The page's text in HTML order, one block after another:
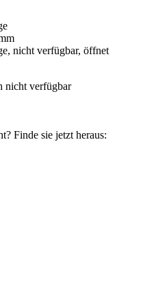
nicht verfügbar, öffnet
nicht verfügbar
Finde sie jetzt heraus: